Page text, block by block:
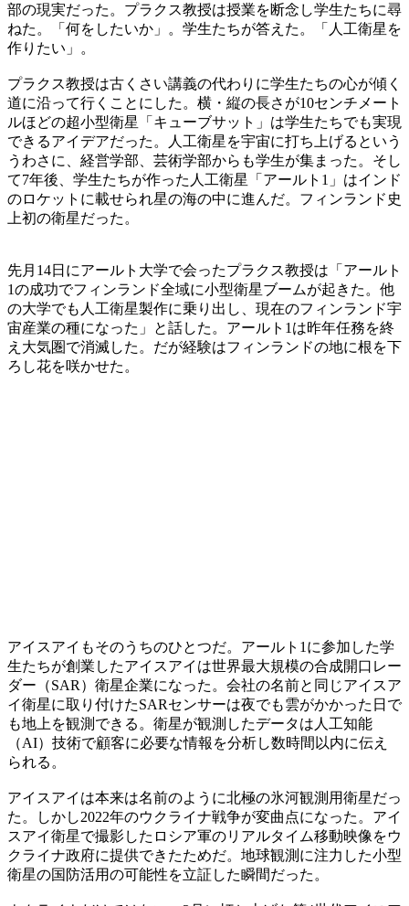
部の現実だった。プラクス教授は授業を断念し学生たちに尋
ねた。「何をしたいか」。学生たちが答えた。「人工衛星を
作りたい」。
プラクス教授は古くさい講義の代わりに学生たちの心が傾く
道に沿って行くことにした。横・縦の長さが10センチメート
ルほどの超小型衛星「キューブサット」は学生たちでも実現
できるアイデアだった。人工衛星を宇宙に打ち上げるという
うわさに、経営学部、芸術学部からも学生が集まった。そし
て7年後、学生たちが作った人工衛星「アールト1」はインド
のロケットに載せられ星の海の中に進んだ。フィンランド史
上初の衛星だった。
先月14日にアールト大学で会ったプラクス教授は「アールト
1の成功でフィンランド全域に小型衛星ブームが起きた。他
の大学でも人工衛星製作に乗り出し、現在のフィンランド宇
宙産業の種になった」と話した。アールト1は昨年任務を終
え大気圏で消滅した。だが経験はフィンランドの地に根を下
ろし花を咲かせた。
アイスアイもそのうちのひとつだ。アールト1に参加した学
生たちが創業したアイスアイは世界最大規模の合成開口レー
ダー（SAR）衛星企業になった。会社の名前と同じアイスア
イ衛星に取り付けたSARセンサーは夜でも雲がかかった日で
も地上を観測できる。衛星が観測したデータは人工知能
（AI）技術で顧客に必要な情報を分析し数時間以内に伝え
られる。
アイスアイは本来は名前のように北極の氷河観測用衛星だっ
た。しかし2022年のウクライナ戦争が変曲点になった。アイ
スアイ衛星で撮影したロシア軍のリアルタイム移動映像をウ
クライナ政府に提供できたためだ。地球観測に注力した小型
衛星の国防活用の可能性を立証した瞬間だった。